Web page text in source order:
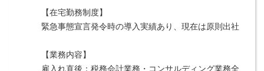
【在宅勤務制度】
緊急事態宣言発令時の導入実績あり、現在は原則出社
【業務内容】
雇入れ直後：税務会計業務・コンサルディング業務全